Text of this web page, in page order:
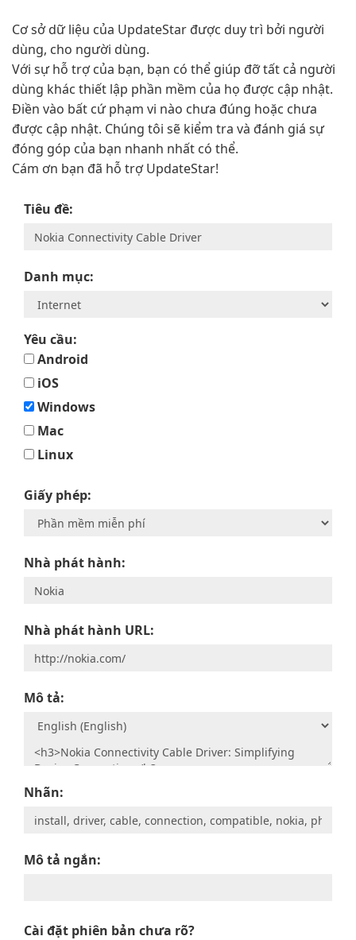
Cơ sở dữ liệu của UpdateStar được duy trì bởi người
dùng, cho người dùng.
Với sự hỗ trợ của bạn, bạn có thể giúp đỡ tất cả người
dùng khác thiết lập phần mềm của họ được cập nhật.
Điền vào bất cứ phạm vi nào chưa đúng hoặc chưa
được cập nhật. Chúng tôi sẽ kiểm tra và đánh giá sự
đóng góp của bạn nhanh nhất có thể.
Cám ơn bạn đã hỗ trợ UpdateStar!
Tiêu đề:
Danh mục:
Yêu cầu:
Android
iOS
Windows
Mac
Linux
Giấy phép:
Nhà phát hành:
Nhà phát hành URL:
Mô tả:
Nhãn:
Mô tả ngắn:
Cài đặt phiên bản chưa rõ?